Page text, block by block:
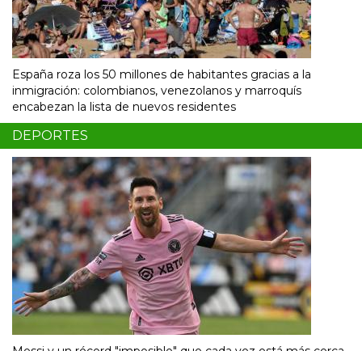
España roza los 50 millones de habitantes gracias a la
inmigración: colombianos, venezolanos y marroquís
encabezan la lista de nuevos residentes
DEPORTES